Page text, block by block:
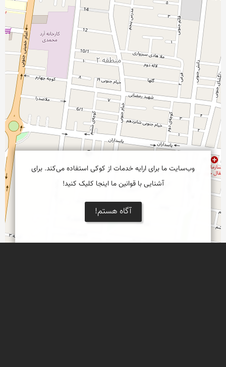
وب‌سایت ما برای ارایه خدمات از کوکی استفاده می‌کند. برای
آشنایی با قوانین ما اینجا کلیک کنید!
آگاه هستم!